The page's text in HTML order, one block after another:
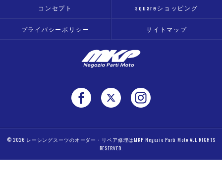
コンセプト squareショッピング
プライバシーポリシー サイトマップ
© 2026 レーシングスーツのオーダー・リペア修理はMKP Negozio Parti Moto ALL RIGHTS
RESERVED.